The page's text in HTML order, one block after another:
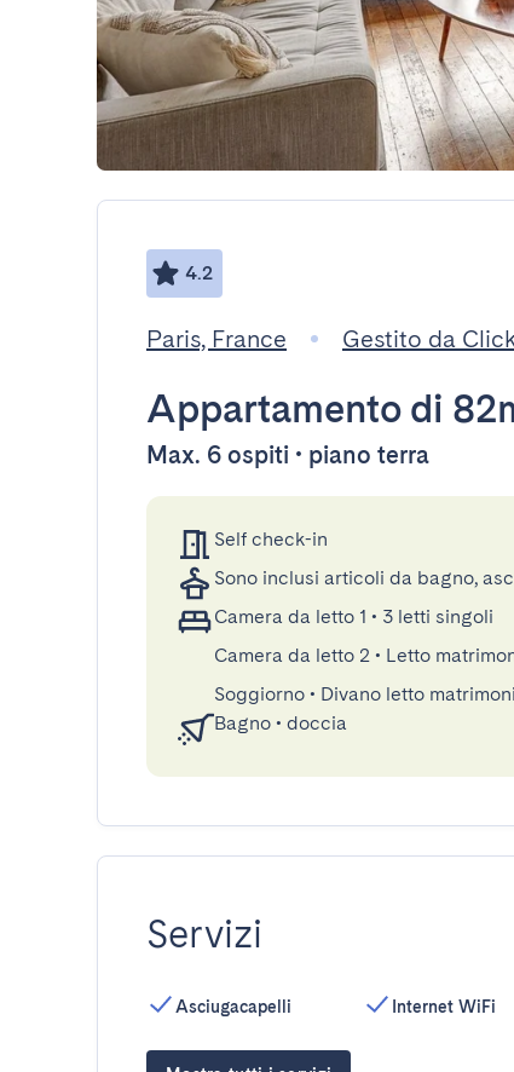
4.2
Paris, France Gestito da
Appartamento di
Max. 6 ospiti • piano terra
Self check-in
Sono inclusi articoli da bagno,
Camera da letto 1 • 3 letti singoli
Camera da letto 2 • Letto
Soggiorno • Divano letto
Bagno • doccia
Servizi
Asciugacapelli Internet WiFi